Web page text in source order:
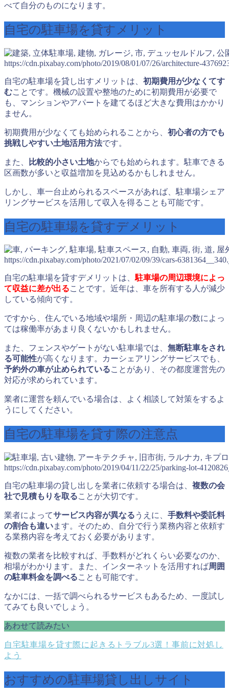
べて自分のものになります。
自宅の駐車場を貸すメリット
https://cdn.pixabay.com/photo/2019/08/01/07/26/architecture-
自宅の駐車場を貸し出すメリットは、 初期費用が少なくてす
むことです。機械の設置や整地のために初期費用が必要で
も、マンションやアパートを建てるほど大きな費用はかかり
ません。
初期費用が少なくても始められることから、 初心者の方でも
挑戦しやすい土地活用方法です。
また、 比較的小さい土地からでも始められます。駐車できる
区画数が多いと収益増加を見込めるかもしれません。
しかし、車一台止められるスペースがあれば、駐車場シェア
リングサービスを活用して収入を得ることも可能です。
自宅の駐車場を貸すデメリット
https://cdn.pixabay.com/photo/2021/07/02/09/39/cars-
自宅の駐車場を貸すデメリットは、駐車場の周辺環境によっ
て収益に差が出ることです。近年は、車を所有する人が減少
している傾向です。
ですから、住んでいる地域や場所・周辺の駐車場の数によっ
ては稼働率があまり良くないかもしれません。
また、フェンスやゲートがない駐車場では、 無断駐車をされ
る可能性が高くなります。カーシェアリングサービスでも、
予約外の車が止められていることがあり、その都度運営先の
対応が求められています。
業者に運営を頼んでいる場合は、よく相談して対策をするよ
うにしてください。
自宅の駐車場を貸す際の注意点
https://cdn.pixabay.com/photo/2019/04/11/22/25/parking-lot-
自宅の駐車場の貸し出しを業者に依頼する場合は、 複数の会
社で見積もりを取ることが大切です。
業者によってサービス内容が異なる うえに、 手数料や委託料
の割合も違います。そのため、自分で行う業務内容と依頼す
る業務内容を考えておく必要があります。
複数の業者を比較すれば、手数料がどれくらい必要なのか、
相場がわかります。また、インターネットを活用すれば周囲
の駐車料金を調べることも可能です。
なかには、一括で調べられるサービスもあるため、一度試し
てみても良いでしょう。
あわせて読みたい
自宅駐車場を貸す際に起きるトラブル3選！事前に対処し
よう
おすすめの駐車場貸し出しサイト